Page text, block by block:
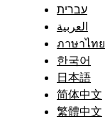
עברית
العربية
ภาษาไทย
한국어
日本語
简体中文
繁體中文